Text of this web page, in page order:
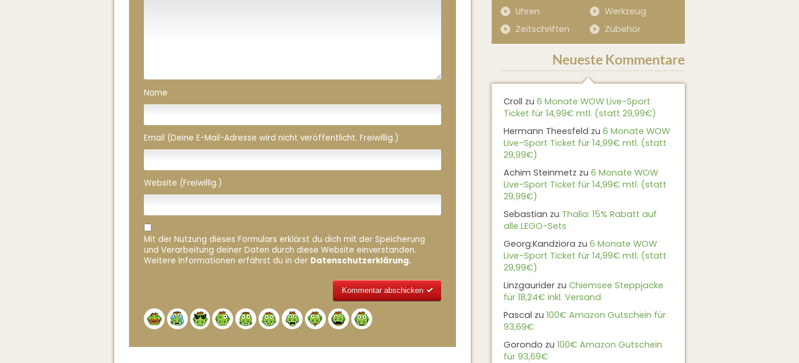
Name
Email (Deine E-Mail-Adresse wird nicht veröffentlicht. Freiwillig.)
Website (Freiwillig.)
Mit der Nutzung dieses Formulars erklärst du dich mit der Speicherung
und Verarbeitung deiner Daten durch diese Website einverstanden.
Weitere Informationen erfährst du in der Datenschutzerklärung.
Uhren
Werkzeug
Zeitschriften
Zubehör
Neueste Kommentare
Croll zu 6 Monate WOW Live-Sport
Ticket für 14,99€ mtl. (statt 29,99€)
Hermann Theesfeld zu 6 Monate WOW
Live-Sport Ticket für 14,99€ mtl. (statt
29,99€)
Achim Steinmetz zu 6 Monate WOW
Live-Sport Ticket für 14,99€ mtl. (statt
29,99€)
Sebastian zu Thalia: 15% Rabatt auf
alle LEGO-Sets
Georg.Kandziora zu 6 Monate WOW
Live-Sport Ticket für 14,99€ mtl. (statt
29,99€)
Linzgaurider zu Chiemsee Steppjacke
für 18,24€ inkl. Versand
Pascal zu 100€ Amazon Gutschein für
93,69€
Gorondo zu 100€ Amazon Gutschein
für 93,69€